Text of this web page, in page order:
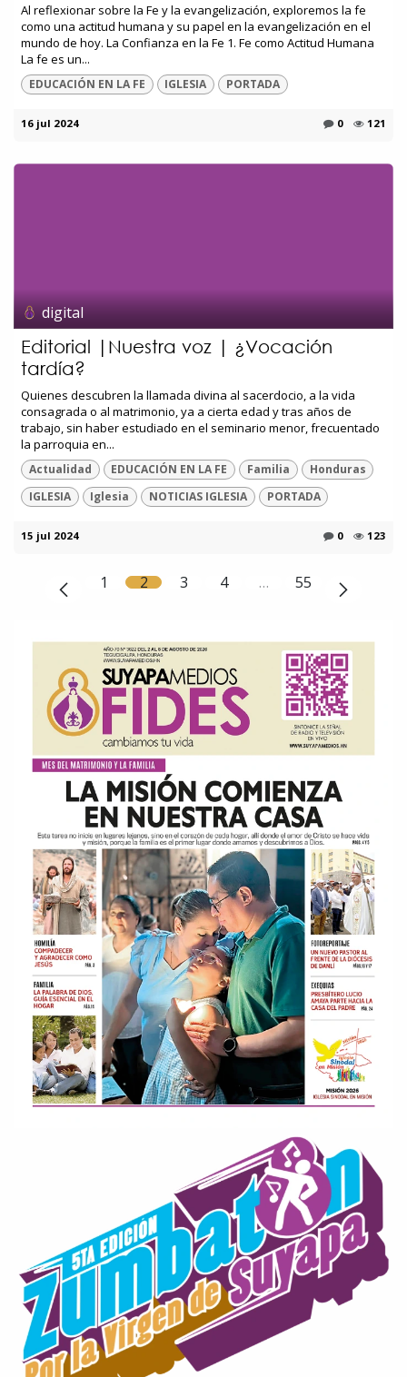
Al reflexionar sobre la Fe y la evangelización, exploremos la fe
como una actitud humana y su papel en la evangelización en el
mundo de hoy. La Confianza en la Fe 1. Fe como Actitud Humana
La fe es un...
EDUCACIÓN EN LA FE IGLESIA PORTADA
16 jul 2024 0 121
digital
Editorial |Nuestra voz | ¿Vocación
tardía?
Quienes descubren la llamada divina al sacerdocio, a la vida
consagrada o al matrimonio, ya a cierta edad y tras años de
trabajo, sin haber estudiado en el seminario menor, frecuentado
la parroquia en...
Actualidad EDUCACIÓN EN LA FE Familia
Honduras
IGLESIA
Iglesia NOTICIAS IGLESIA PORTADA
15 jul 2024 0 123
1 2 3 4 … 55